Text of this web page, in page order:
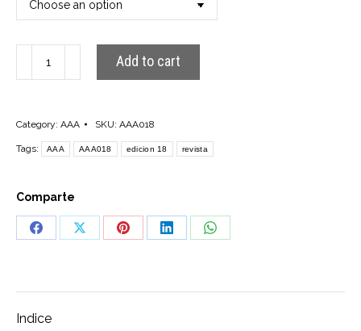
quantity
Add to cart
Category: AAA SKU: AAA018
Tags: AAA AAA018 edicion 18 revista
Comparte
Share
Share
Share
Share
Share
Indice